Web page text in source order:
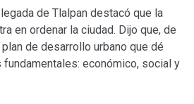
de Tlalpan destacó que la
en ordenar la ciudad. Dijo que, de
de desarrollo urbano que dé
económico, social y